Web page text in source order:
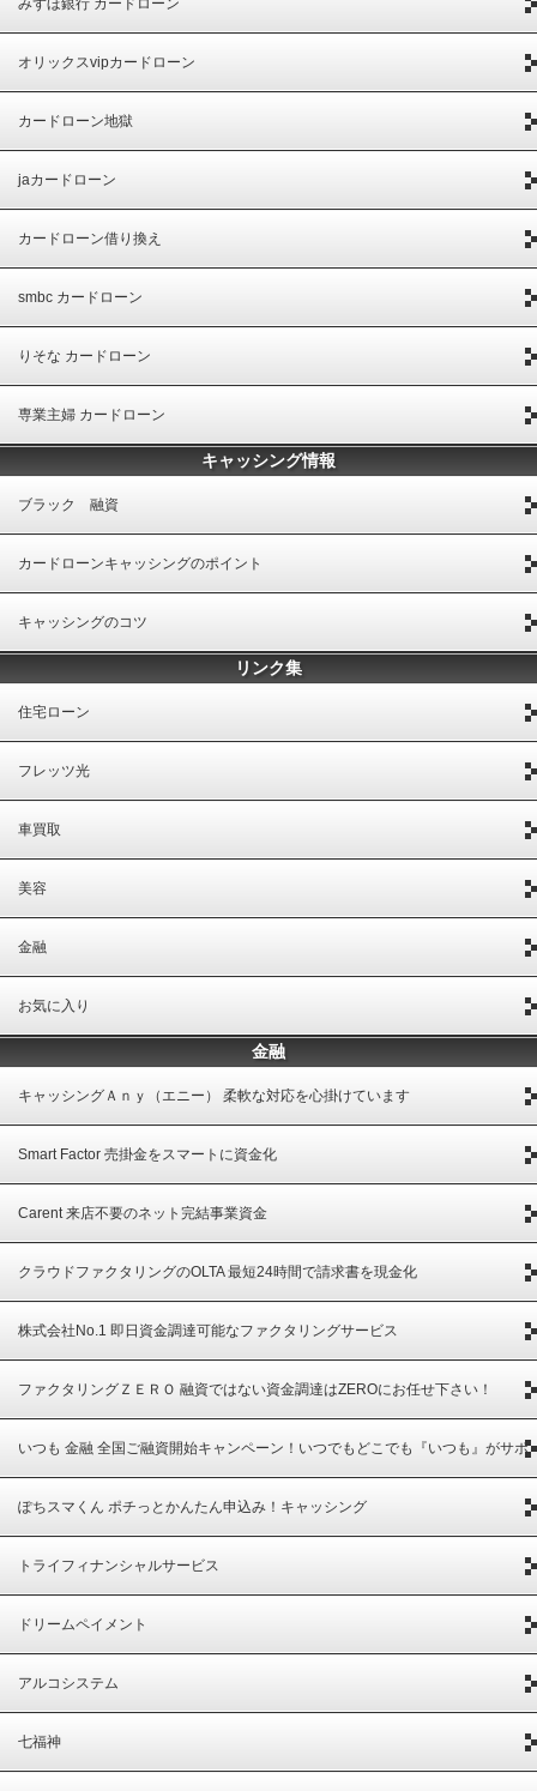
みずほ銀行 カードローン
オリックスvipカードローン
カードローン地獄
jaカードローン
カードローン借り換え
smbc カードローン
りそな カードローン
専業主婦 カードローン
キャッシング情報
ブラック 融資
カードローンキャッシングのポイント
キャッシングのコツ
リンク集
住宅ローン
フレッツ光
車買取
美容
金融
お気に入り
金融
キャッシングＡｎｙ（エニー） 柔軟な対応を心掛けています
Smart Factor 売掛金をスマートに資金化
Carent 来店不要のネット完結事業資金
クラウドファクタリングのOLTA 最短24時間で請求書を現金化
株式会社No.1 即日資金調達可能なファクタリングサービス
ファクタリングＺＥＲＯ 融資ではない資金調達はZEROにお任せ下さい！
いつも 金融 全国ご融資開始キャンペーン！いつでもどこでも『いつも』がサポ
ート
ぽちスマくん ポチっとかんたん申込み！キャッシング
トライフィナンシャルサービス
ドリームペイメント
アルコシステム
七福神